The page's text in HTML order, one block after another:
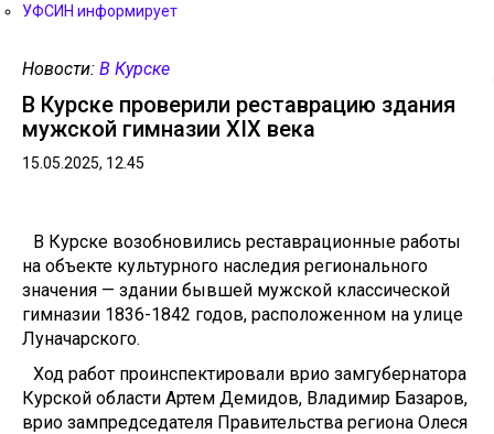
УФСИН информирует
Новости: В Курске
В Курске проверили реставрацию здания
мужской гимназии XIX века
15.05.2025, 12.45
В Курске возобновились реставрационные работы
на объекте культурного наследия регионального
значения — здании бывшей мужской классической
гимназии 1836-1842 годов, расположенном на улице
Луначарского.
Ход работ проинспектировали врио замгубернатора
Курской области Артем Демидов, Владимир Базаров,
врио зампредседателя Правительства региона Олеся